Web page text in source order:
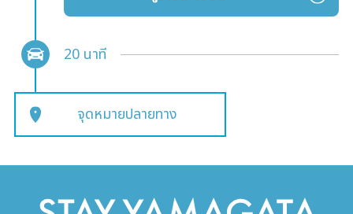
peaches, etc.) are popular.When you
in front of you.After looking at the
the winemaking process.The shop
offers a wide selection of limited-
edition wines that can only be
purchased here,as well as souvenirs
wine. There is a special space where you
20 นาที
จุดหมายปลายทาง